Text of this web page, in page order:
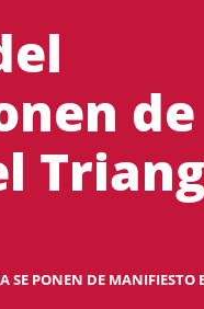
de
SE PONEN DE MANIFIESTO